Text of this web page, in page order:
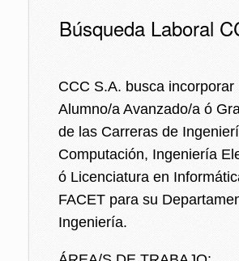
Búsqueda Laboral
CCC S.A. busca incorporar
Alumno/a Avanzado/a ó
de las Carreras de
Computación, Ingeniería
ó Licenciatura en
FACET para su
Ingeniería.